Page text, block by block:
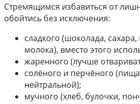
Стремящимся избавиться от
обойтись без исключения:
сладкого (шоколада,
молока), вместо этого
жаренного (лучше
солёного и перчёного
нейтральной);
мучного (хлеб, булочки,